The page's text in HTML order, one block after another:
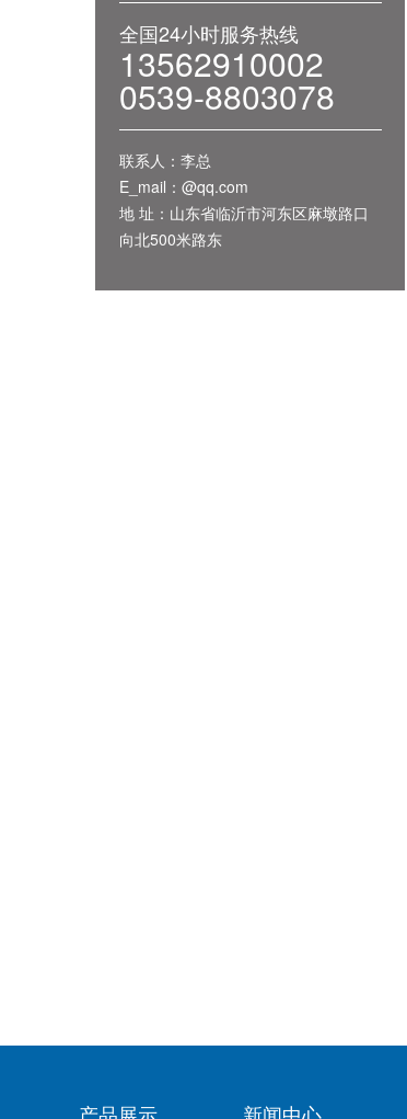
全国24小时服务热线
13562910002
0539-8803078
联系人：李总
E_mail：@qq.com
地 址：山东省临沂市河东区麻墩路口
向北500米路东
产品展示 新闻中心